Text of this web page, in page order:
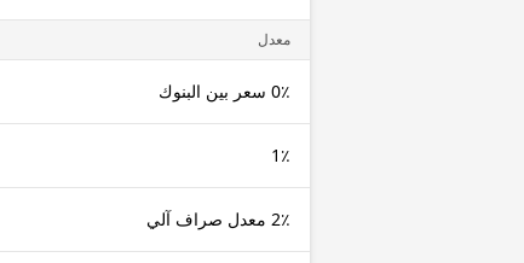
معدل
0٪ سعر بين البنوك
1٪
2٪ معدل صراف آلي